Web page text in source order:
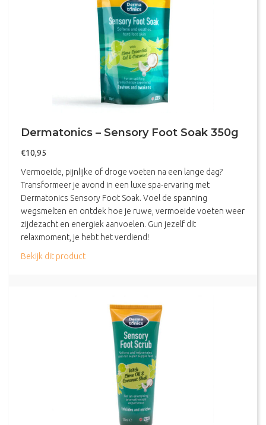
Dermatonics – Sensory Foot Soak 350g
€10,95
Vermoeide, pijnlijke of droge voeten na een lange dag?
Transformeer je avond in een luxe spa-ervaring met
Dermatonics Sensory Foot Soak. Voel de spanning
wegsmelten en ontdek hoe je ruwe, vermoeide voeten weer
zijdezacht en energiek aanvoelen. Gun jezelf dit
relaxmoment, je hebt het verdiend!
Bekijk dit productabout Dermatonics – Sensory Foot Soak 350g